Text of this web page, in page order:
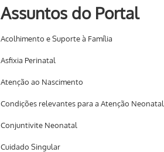
Assuntos do Portal
Acolhimento e Suporte à Família
Asfixia Perinatal
Atenção ao Nascimento
Condições relevantes para a Atenção Neonatal
Conjuntivite Neonatal
Cuidado Singular